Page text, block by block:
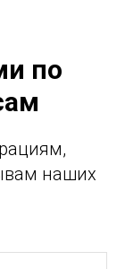
по
наших